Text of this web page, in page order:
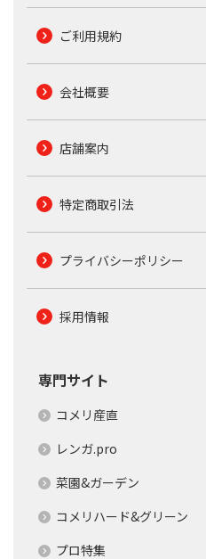
ご利用規約
会社概要
店舗案内
特定商取引法
プライバシーポリシー
採用情報
専門サイト
コメリ産直
レンガ.pro
菜園&ガーデン
コメリハード&グリーン
プロ特集